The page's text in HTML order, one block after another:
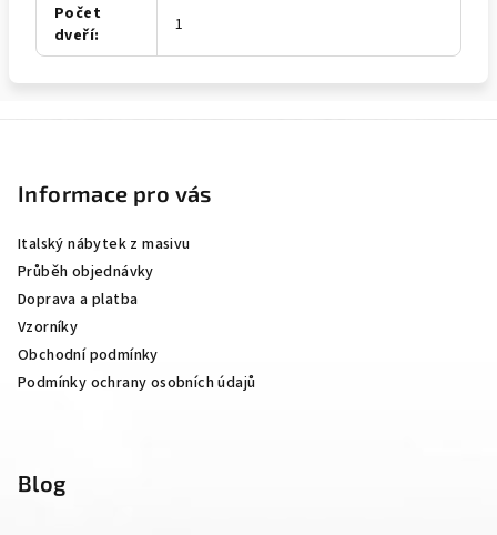
Počet
dveří: 1
Informace pro vás
Italský nábytek z masivu
Průběh objednávky
Doprava a platba
Vzorníky
Obchodní podmínky
Podmínky ochrany osobních údajů
Blog